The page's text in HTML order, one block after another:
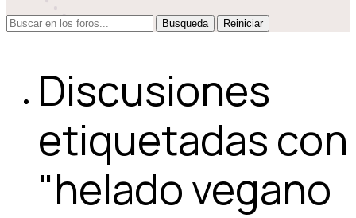
Reiniciar
Discusiones
etiquetadas con
"helado vegano